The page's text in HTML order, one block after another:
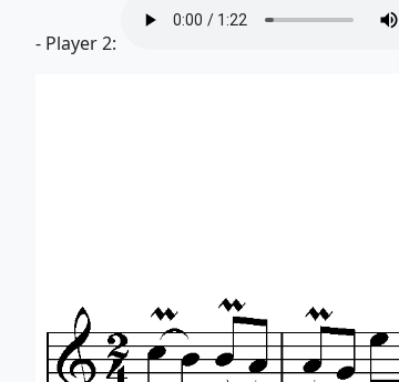
- Player 2: